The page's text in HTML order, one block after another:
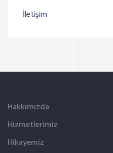
İletişim
Hakkımızda
Hizmetlerimiz
Hikayemiz